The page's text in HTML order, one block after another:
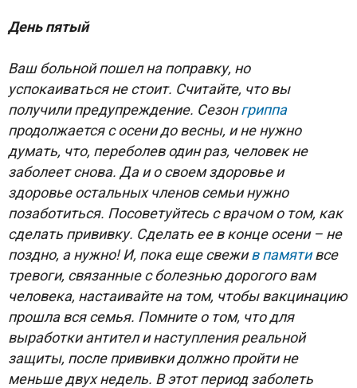
День пятый
Ваш больной пошел на поправку, но
успокаиваться не стоит. Считайте, что вы
получили предупреждение. Сезонгриппа
продолжается с осени до весны, и не нужно
думать, что, переболев один раз, человек не
заболеет снова. Да и о своем здоровье и
здоровье остальных членов семьи нужно
позаботиться. Посоветуйтесь с врачом о том, как
сделать прививку. Сделать ее в конце осени – не
поздно, а нужно! И, пока еще свежив памятивсе
тревоги, связанные с болезнью дорогого вам
человека, настаивайте на том, чтобы вакцинацию
прошла вся семья. Помните о том, что для
выработки антител и наступления реальной
защиты, после прививки должно пройти не
меньше двух недель. В этот период заболеть